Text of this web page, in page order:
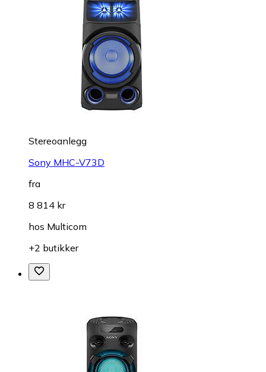
Stereoanlegg
Sony MHC-V73D
fra
8 814 kr
hos Multicom
+2 butikker